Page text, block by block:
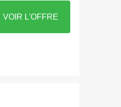
VOIR L'OFFRE